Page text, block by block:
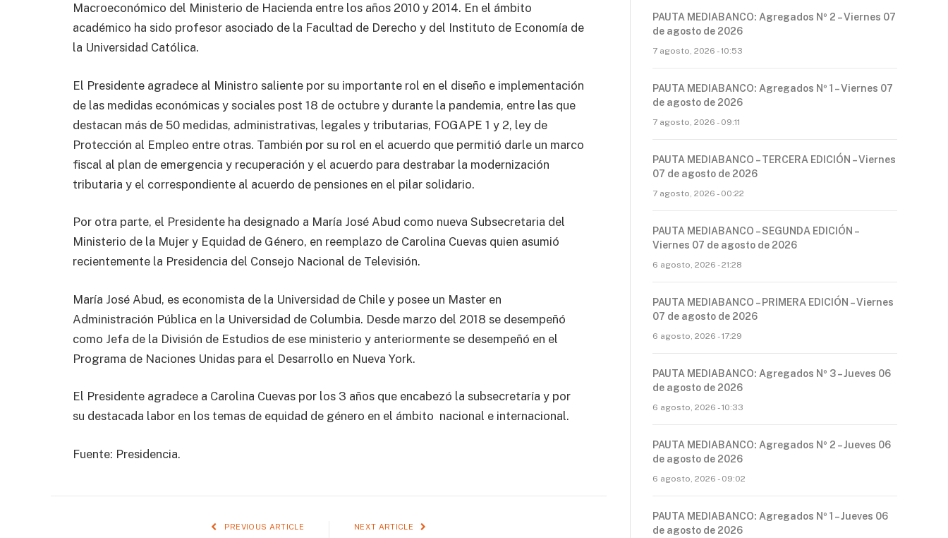
Macroeconómico del Ministerio de Hacienda entre los años 2010 y 2014. En el ámbito
académico ha sido profesor asociado de la Facultad de Derecho y del Instituto de Economía de
la Universidad Católica.
El Presidente agradece al Ministro saliente por su importante rol en el diseño e implementación
de las medidas económicas y sociales post 18 de octubre y durante la pandemia, entre las que
destacan más de 50 medidas, administrativas, legales y tributarias, FOGAPE 1 y 2, ley de
Protección al Empleo entre otras. También por su rol en el acuerdo que permitió darle un marco
fiscal al plan de emergencia y recuperación y el acuerdo para destrabar la modernización
tributaria y el correspondiente al acuerdo de pensiones en el pilar solidario.
Por otra parte, el Presidente ha designado a María José Abud como nueva Subsecretaria del
Ministerio de la Mujer y Equidad de Género, en reemplazo de Carolina Cuevas quien asumió
recientemente la Presidencia del Consejo Nacional de Televisión.
María José Abud, es economista de la Universidad de Chile y posee un Master en
Administración Pública en la Universidad de Columbia. Desde marzo del 2018 se desempeñó
como Jefa de la División de Estudios de ese ministerio y anteriormente se desempeñó en el
Programa de Naciones Unidas para el Desarrollo en Nueva York.
El Presidente agradece a Carolina Cuevas por los 3 años que encabezó la subsecretaría y por
su destacada labor en los temas de equidad de género en el ámbito nacional e internacional.
Fuente: Presidencia.
PREVIOUS ARTICLE NEXT ARTICLE
PAUTA MEDIABANCO: Agregados Nº 2 – Viernes 07
de agosto de 2026
7 agosto, 2026 - 10:53
PAUTA MEDIABANCO: Agregados Nº 1 – Viernes 07
de agosto de 2026
7 agosto, 2026 - 09:11
PAUTA MEDIABANCO – TERCERA EDICIÓN – Viernes
07 de agosto de 2026
7 agosto, 2026 - 00:22
PAUTA MEDIABANCO – SEGUNDA EDICIÓN –
Viernes 07 de agosto de 2026
6 agosto, 2026 - 21:28
PAUTA MEDIABANCO – PRIMERA EDICIÓN – Viernes
07 de agosto de 2026
6 agosto, 2026 - 17:29
PAUTA MEDIABANCO: Agregados Nº 3 – Jueves 06
de agosto de 2026
6 agosto, 2026 - 10:33
PAUTA MEDIABANCO: Agregados Nº 2 – Jueves 06
de agosto de 2026
6 agosto, 2026 - 09:02
PAUTA MEDIABANCO: Agregados Nº 1 – Jueves 06
de agosto de 2026